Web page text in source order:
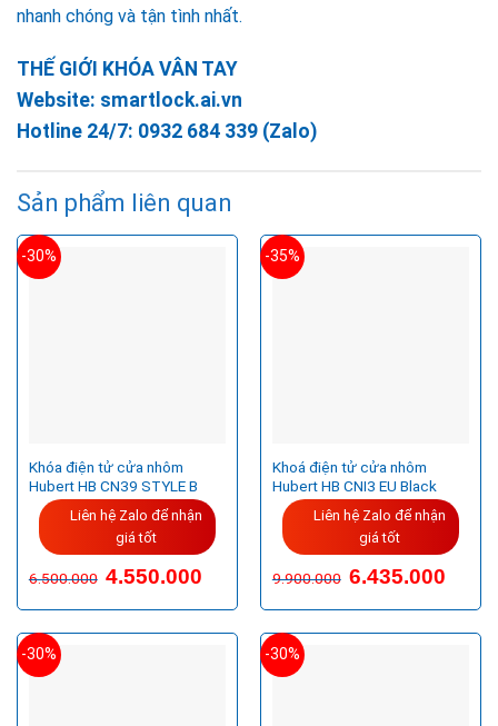
nhanh chóng và tận tình nhất.
THẾ GIỚI KHÓA VÂN TAY
Website: smartlock.ai.vn
Hotline 24/7: 0932 684 339 (Zalo)
Sản phẩm liên quan
-30%
Khóa điện tử cửa nhôm
Hubert HB CN39 STYLE B
Liên hệ Zalo để nhận
giá tốt
6.500.000 4.550.000
-35%
Khoá điện tử cửa nhôm
Hubert HB CNI3 EU Black
Liên hệ Zalo để nhận
giá tốt
9.900.000 Giá
gốc
9.900.000VND.
6.435.000Giá
hiện
là:
-30%
-30%